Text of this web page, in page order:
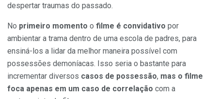
despertar traumas do passado.
No primeiro momento o filme é convidativo por
ambientar a trama dentro de uma escola de padres, para
ensiná-los a lidar da melhor maneira possível com
possessões demoníacas. Isso seria o bastante para
incrementar diversos casos de possessão, mas o filme
foca apenas em um caso de correlação com a